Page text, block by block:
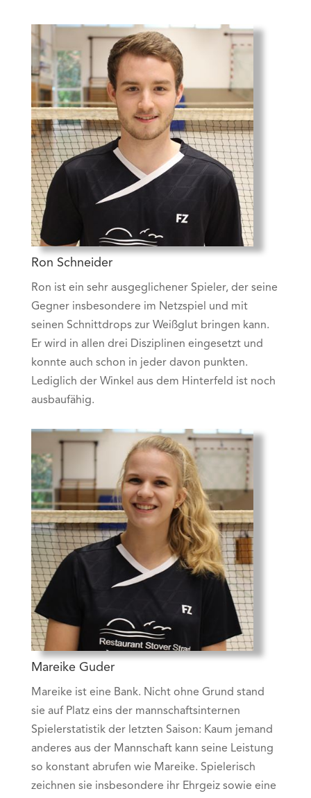
Ron Schneider
Ron ist ein sehr ausgeglichener Spieler, der seine
Gegner insbesondere im Netzspiel und mit
seinen Schnittdrops zur Weißglut bringen kann.
Er wird in allen drei Disziplinen eingesetzt und
konnte auch schon in jeder davon punkten.
Lediglich der Winkel aus dem Hinterfeld ist noch
ausbaufähig.
Mareike Guder
Mareike ist eine Bank. Nicht ohne Grund stand
sie auf Platz eins der mannschaftsinternen
Spielerstatistik der letzten Saison: Kaum jemand
anderes aus der Mannschaft kann seine Leistung
so konstant abrufen wie Mareike. Spielerisch
zeichnen sie insbesondere ihr Ehrgeiz sowie eine